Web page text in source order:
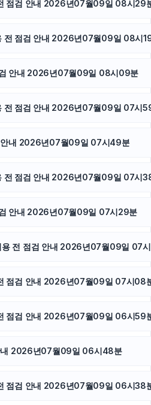
흥신소
대구이혼전문변호사
용인변호사
점검 안내 2026년07월09일 08시29
전 점검 안내 2026년07월09일 08시
안내 2026년07월09일 08시09분
전 점검 안내 2026년07월09일 07시
안내 2026년07월09일 07시49분
전 점검 안내 2026년07월09일 07시
안내 2026년07월09일 07시29분
용 전 점검 안내 2026년07월09일 07
점검 안내 2026년07월09일 07시08
점검 안내 2026년07월09일 06시59
내 2026년07월09일 06시48분
점검 안내 2026년07월09일 06시38